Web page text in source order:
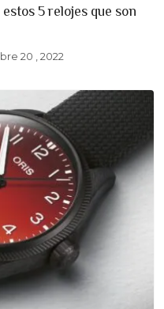
5 relojes que son
20 , 2022